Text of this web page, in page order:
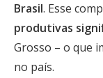
Brasil. Esse
produtivas
Grosso – o que
no país.